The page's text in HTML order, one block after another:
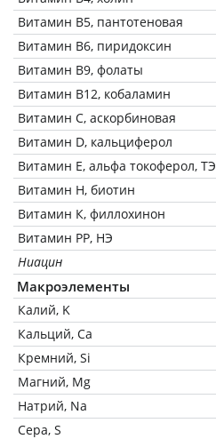
Витамин В5, пантотеновая
Витамин В6, пиридоксин
Витамин В9, фолаты
Витамин В12, кобаламин
Витамин C, аскорбиновая
Витамин D, кальциферол
Витамин Е, альфа токоферол, ТЭ
Витамин Н, биотин
Витамин К, филлохинон
Витамин РР, НЭ
Ниацин
Макроэлементы
Калий, K
Кальций, Ca
Кремний, Si
Магний, Mg
Натрий, Na
Сера, S